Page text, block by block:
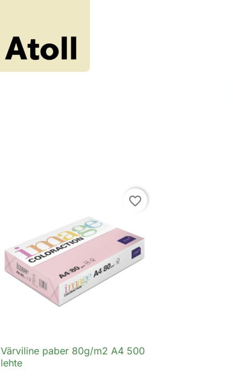
favorite_border
 Kiirvaade
Värviline paber 80g/m2 A4 500
lehte